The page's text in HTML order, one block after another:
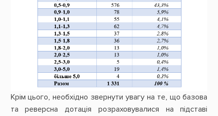
Крім цього, необхідно звернути увагу на те, що базова
та реверсна дотація розраховувалися на підставі